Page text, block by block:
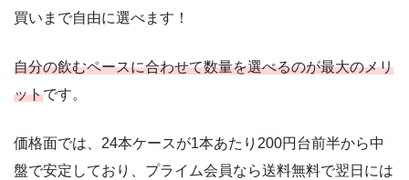
買いまで自由に選べます！
自分の飲むペースに合わせて数量を選べるのが最大のメリ
ットです。
価格面では、24本ケースが1本あたり200円台前半から中
盤で安定しており、プライム会員なら送料無料で翌日には